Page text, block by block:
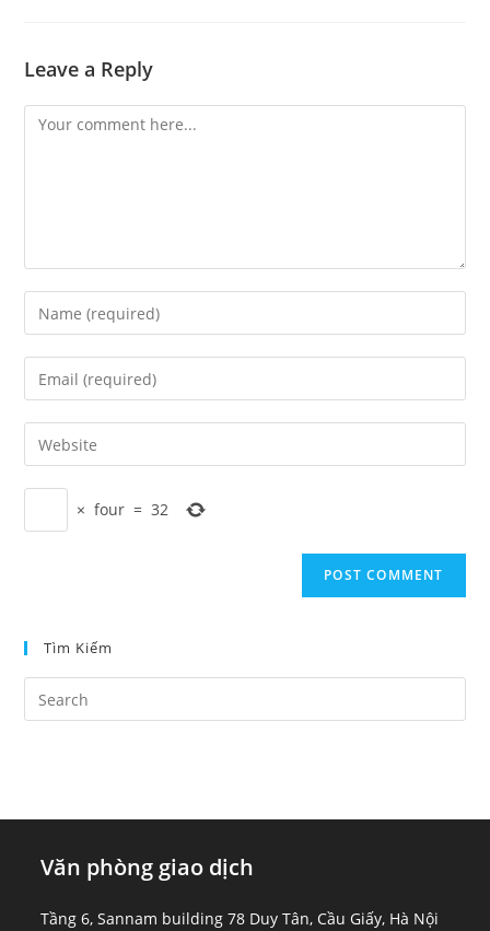
Leave a Reply
Comment
Enter
your
name
comment
Enter
your
email
address
comment
Enter
your
website
× four = 32
Tìm Kiếm
Văn phòng giao dịch
Tầng 6, Sannam building 78 Duy Tân, Cầu Giấy, Hà Nội